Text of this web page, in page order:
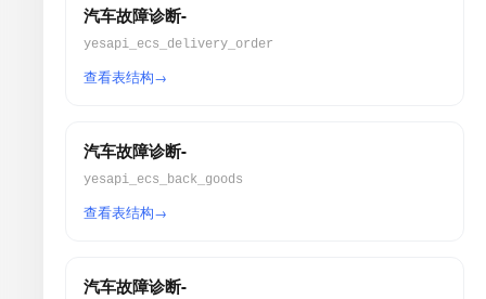
汽车故障诊断-
yesapi_ecs_delivery_order
查看表结构
汽车故障诊断-
yesapi_ecs_back_goods
查看表结构
汽车故障诊断-